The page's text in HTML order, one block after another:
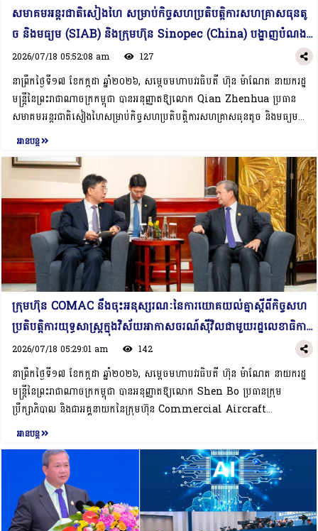
គោលបំណងសម្របសម្រួល និងកៀរគរវិនិយោគិនចិនឱ្យមកវិនិយោគនៅកម្ពុជាថែម
ទៀត។ ទន្ទឹមនឹងនេះ, ប្រធានក្រុមប្រឹក្សាភិបាលបានបង្ហាញចំណាប់អារម្មណ៍ស្វែងរក
កិច្ចសហប្រតិបត្តិការជាមួយបណ្ដាសាកលវិទ្យាល័យនានានៅកម្ពុជា ដើម្បីបង្កើតឱកាសឱ្យ
និស្សិតកម្ពុជាបានទៅសិក្សានៅប្រទេសចិន ផងដែរ។ជាការឆ្លើយតប, សម្ដេចធិបតីបាន
សម្ដែងការស្វាគមន៍យ៉ាងកក់ក្ដៅចំពោះគោលបំណង និងកិច្ចសហការរបស់ក្រុមហ៊ុន
ជាមួយដៃគូក្នុងប្រទេសកម្ពុជា ក្នុងការស្វែងរកកាលានុវត្តភាពវិនិយោគនៅកម្ពុជា។
សម្ដេចធិបតីបានស្វាគមន៍ចំពោះគម្រោងបង្កើតមជ្ឈមណ្ឌលប្រតិបត្តិការវិនិយោគនៅ
កម្ពុជា ដើម្បីផ្តល់ព័ត៌មានគ្រប់ជ្រុងជ្រោយដល់វិនិយោគិនចិនអំពីសក្ដានុពល និងឱកាស
វិនិយោគនានានៅកម្ពុជា។ ពាក់ព័ន្ធនឹងកិច្ចសហប្រតិបត្តិការលើវិស័យអប់រំ សម្ដេចធិបតី
បានគូសបញ្ជាក់ថា វិស័យអប់រំ ជាទិសដៅអាទិភាពមួយដែលរាជរដ្ឋាភិបាលយកចិត្ត
ទុកដាក់បំផុត។ ជាក់ស្តែង, កន្លងមកមាននិស្សិតកម្ពុជាជាច្រើនរូប ទទួលបាន
អាហារូបករណ៍ទៅសិក្សានៅប្រទេសចិន ហើយនិស្សិតដែលបានបញ្ចប់ការសិក្សាដោយ
ជោគជ័យបានវិលត្រឡប់មកចូលរួមបម្រើការងារ និងរួមចំណែកយ៉ាងសកម្មក្នុងការអភិវឌ្ឍ
ប្រទេសជាតិ។ជាទីបញ្ចប់, សម្តេចធិបតីបានលើកទឹកចិត្តឱ្យក្រុមហ៊ុនបន្តកិច្ចសហការយ៉ាង
ជិតស្និទ្ធជាមួយដៃគូក្នុងស្រុក ព្រមទាំងរក្សាទំនាក់ទំនង និងពិភាក្សាការងារជាមួយក្រសួង
ស្ថាប័នពាក់ព័ន្ធ ដើម្បីជំរុញការវិនិយោគជាក់ស្ដែងនៅកម្ពុជា៕
សមាគមអន្តរជាតិសៀងហៃ សម្រាប់កិច្ចសហប្រតិបត្តិការសហគ្រាសធុនតូ
ច និងមធ្យម (SIAB) និងក្រុមហ៊ុន Sinopec (China) បង្ហាញបំណង
ស្វែងរកកាលានុវត្តភាពធុរកិច្ច និងវិនិយោគ​ និងចាប់ដៃគូរជាមួយសហគ្រា
សធុនតូច និងមធ្យម នៅកម្ពុជា
2026/07/18 05:52:08 am 127
នាព្រឹកថ្ងៃទី១៧ ខែកក្កដា ឆ្នាំ២០២៦, សម្តេចមហាបវរធិបតី ហ៊ុន ម៉ាណែត នាយករដ្ឋ
មន្ត្រីនៃព្រះរាជាណាចក្រកម្ពុជា បានអនុញ្ញាតឱ្យលោក Qian Zhenhua ប្រធាន
សមាគមអន្តរជាតិសៀងហៃសម្រាប់កិច្ចសហប្រតិបត្តិការសហគ្រាសធុនតូច និងមធ្យម
(SIAB) ដឹកនាំគណៈប្រតិភូ ដែលមានការចូលរួមពីក្រុមហ៊ុន Sinopec (China)
និងសមាគមសហព័ន្ធជំរុញពាណិជ្ជកម្ម និងវិនិយោគជាតិកម្ពុជា (CamTIPA) ចូលជួប
សម្ដែងការគួរសម និងពិភាក្សាការងារ ក្នុងឱកាសនៃការអញ្ជើញបំពេញទស្សនកិច្ចការងារ
និងចូលរួមសន្និសីទពិភពលោកស្តីពីបញ្ញាសិប្បនិម្មិត ឆ្នាំ២០២៦ នៅសាធារណរដ្ឋប្រជា
មានិតចិន ពីថ្ងៃទី១៥-១៧ ខែកក្កដា ឆ្នាំ២០២៦។ក្នុងឱកាសនៃជំនួបនេះ, លោកប្រធាន
សមាគមបានគោរពជម្រាបជូនសម្តេចធិបតីអំពីការទុកចិត្តរបស់វិនិយោគិន និង
ប្រជាជនចិនទៅលើការអភិវឌ្ឍ និងការរីកចម្រើនរបស់កម្ពុជា ព្រមទាំងបានបង្ហាញចំណាប់
អារម្មណ៍យ៉ាងខ្លាំងចំពោះសក្តានុពលរបស់កម្ពុជា ជាពិសេសកម្លាំងពលកម្មវ័យក្មេង ដែល
ប្រកបដោយថាមវន្ត និងសមត្ថភាព។ លោកប្រធានសមាគមក៏បានជម្រាបអំពីបំណងរបស់
ក្រុមហ៊ុន Sinopec (China) ក្នុង​ការស្វែងរកឱកាសធុរកិច្ច​ និងវិនិយោគ​ ក៏ដូចជា
ផែនការរបស់សមាគម និងក្រុមហ៊ុន ក្នុងការចាប់ដៃគូសហការជាមួយសហគ្រាសធុនតូច
និងមធ្យម (SMEs) នៅកម្ពុជា លើវិស័យសេដ្ឋកិច្ចថ្មីៗ ដូចជាសេដ្ឋកិច្ចឌីជីថល
(Digital Economy), ថាមពលកកើតឡើងវិញ និងហេដ្ឋារចនាសម្ព័ន្ធជាដើម។
ទន្ទឹមនេះ, សមាគម និងក្រុមហ៊ុនក៏មានផែនការរៀបចំដំណើរទស្សនកិច្ចធុរកិច្ច
(Business Visit) របស់សហគ្រាសចិនមកកាន់កម្ពុជានាពេលខាងមុខផងដែរ។ជាការ
ឆ្លើយតប, សម្តេចធិបតីបានសម្តែងការស្វាគមន៍យ៉ាងកក់ក្តៅចំពោះបំណងរបស់សមាគម
និងក្រុមហ៊ុន ដែលបានបង្ហាញចំណាប់អារម្មណ៍ក្នុងការស្វែងរកកាលានុវត្តភាពធុរកិច្ច និង
វិនិយោគ​ នៅកម្ពុជា និងការចាប់យកដៃគូសហប្រតិបត្តិការជាមួយ SMEs កម្ពុជា។ ស
ម្តេចធិបតីបានគូសបញ្ជាក់ថា វិស័យSMEs នេះ​ ពិតជាមានសារៈសំខាន់ និងត្រូវបានរាជ
រដ្ឋាភិបាលចាត់ទុកជាវិស័យអាទិភាព ក្នុងការចូលរួមចំណែកជំរុញកំណើនសេដ្ឋកិច្ច ព្រម
ទាំងបង្កើតការងារជូនប្រជាពលរដ្ឋ។ ជាមួយគ្នានេះ រាជរដ្ឋាភិបាលក៏បាននិងកំពុងជំរុញ និង
លើកទឹកចិត្តដល់ SMEs ក្នុងការផលិតផលិតផលគាំទ្រក្នុងស្រុក ដើម្បីផ្គត់ផ្គង់
តម្រូវការទីផ្សារផងដែរ។ជាទីបញ្ចប់, សម្តេចធិបតីនាយករដ្ឋមន្ត្រីបានលើកទឹកចិត្តឱ្យ
អានបន្ត
ក្រុមហ៊ុន COMAC នឹងចុះអនុស្សរណៈនៃការយោគយល់គ្នាស្តីពីកិច្ចសហ
ប្រតិបត្តិការយុទ្ធសាស្ត្រក្នុងវិស័យអាកាសចរណ៍ស៊ីវិល​ជាមួយរដ្ឋលេខាធិការ
ដ្ឋានអាកាសចរណ៍ស៊ីវិលកម្ពុជា​
2026/07/18 05:29:01 am 142
នាព្រឹកថ្ងៃទី១៧ ខែកក្កដា ឆ្នាំ២០២៦, សម្តេចមហាបវរធិបតី ហ៊ុន ម៉ាណែត នាយករដ្ឋ
មន្ត្រីនៃព្រះរាជាណាចក្រកម្ពុជា បានអនុញ្ញាតឱ្យលោក Shen Bo ប្រធានក្រុម
ប្រឹក្សាភិបាល និងជាអគ្គនាយកនៃក្រុមហ៊ុន Commercial Aircraft
Corporation of China (COMAC) ចូលជួបសម្ដែងការគួរសម និងពិភាក្សា
ការងារ, ក្នុងឱកាសដែលសម្តេចធិបតីអញ្ជើញបំពេញទស្សនកិច្ចការងារ និងចូលរួម
សន្និសីទពិភពលោកស្តីពីបញ្ញាសិប្បនិម្មិតឆ្នាំ២០២៦ នៅសាធារណរដ្ឋប្រជាមានិតចិន ពី
ថ្ងៃទី១៥-១៧ ខែកក្កដា ឆ្នាំ២០២៦។ក្នុងឱកាសនោះ, លោកប្រធានក្រុមប្រឹក្សាបាន
ជម្រាបជូនអំពីសកម្មភាពប្រតិបត្តិការអាជីវកម្មរបស់ក្រុមហ៊ុន និងកិច្ចសហការជាមួយក្រុម
ហ៊ុនដៃគូនានានៅកម្ពុជា ដោយបានបញ្ជាក់ថា COMAC គឺជាសហគ្រាសដែលផ្តោត
អានបន្ត